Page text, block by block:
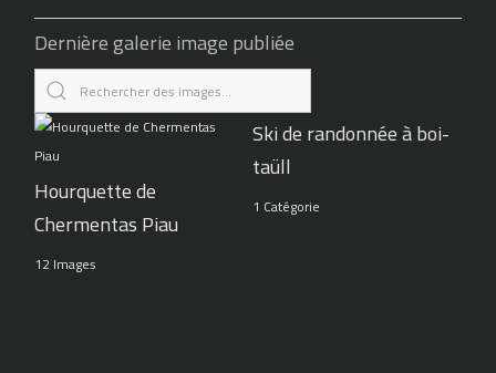
Dernière galerie image publiée
Hourquette de
Chermentas Piau
12 Images
Ski de randonnée à boi-
taüll
1 Catégorie